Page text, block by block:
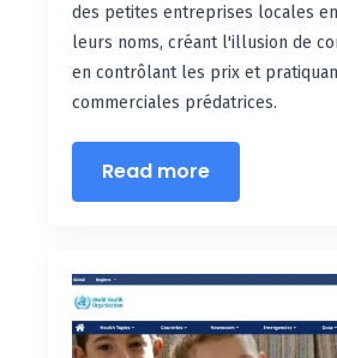
des petites entreprises locales
leurs noms, créant l'illusion de
en contrôlant les prix et
commerciales prédatrices.
Read more